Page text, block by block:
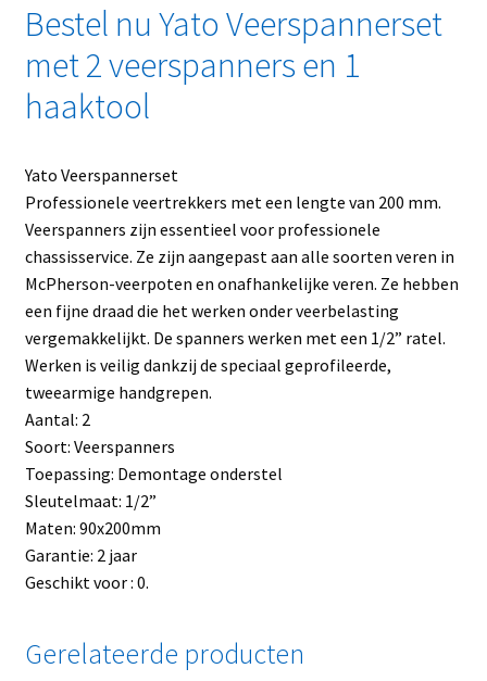
Bestel nu Yato Veerspannerset
met 2 veerspanners en 1
haaktool
Yato Veerspannerset
Professionele veertrekkers met een lengte van 200 mm.
Veerspanners zijn essentieel voor professionele
chassisservice. Ze zijn aangepast aan alle soorten veren in
McPherson-veerpoten en onafhankelijke veren. Ze hebben
een fijne draad die het werken onder veerbelasting
vergemakkelijkt. De spanners werken met een 1/2” ratel.
Werken is veilig dankzij de speciaal geprofileerde,
tweearmige handgrepen.
Aantal: 2
Soort: Veerspanners
Toepassing: Demontage onderstel
Sleutelmaat: 1/2”
Maten: 90x200mm
Garantie: 2 jaar
Geschikt voor : 0.
Gerelateerde producten